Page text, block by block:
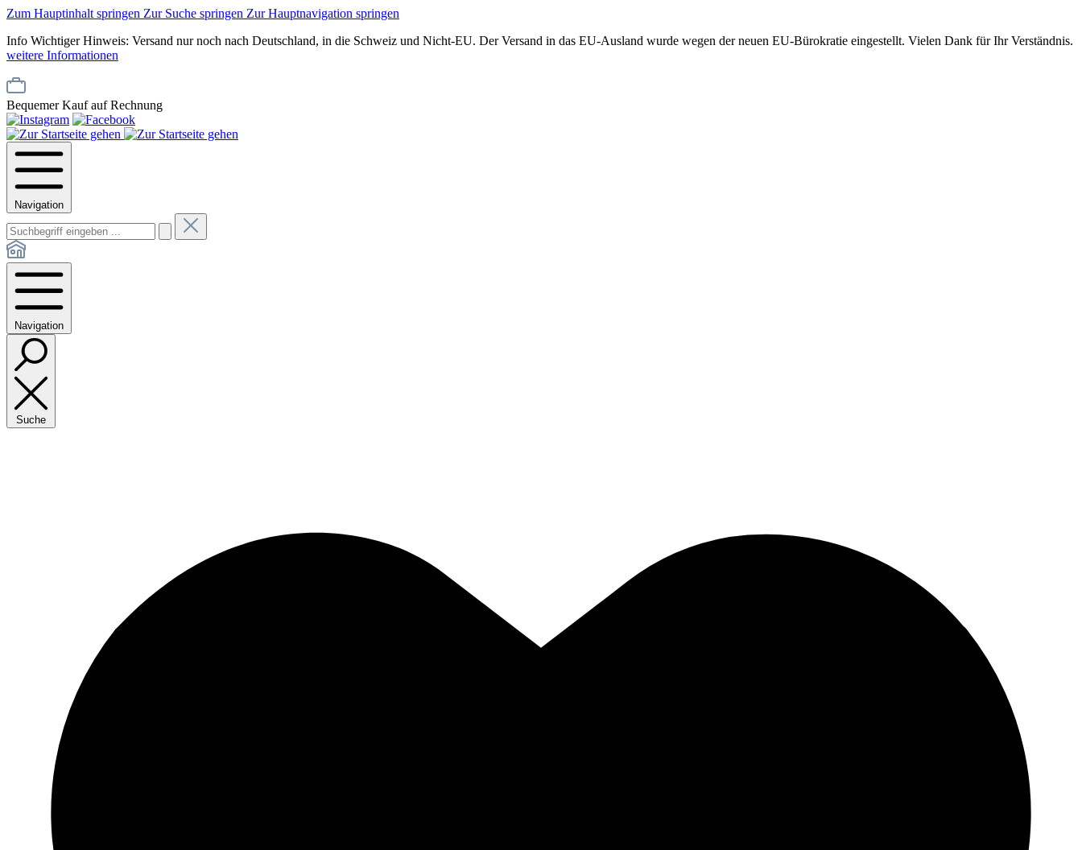
Zum Hauptinhalt springen Zur Suche springen Zur Hauptnavigation springen
Info Wichtiger Hinweis: Versand nur noch nach Deutschland, in die Schweiz und Nicht-EU. Der Versand in das EU-Ausland wurde wegen der neuen EU-Bürokratie eingestellt. Vielen Dank für Ihr Verständnis.
weitere Informationen
Bequemer Kauf auf Rechnung
Navigation
Navigation
Suche